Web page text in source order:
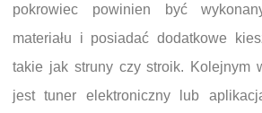
pokrowiec powinien być
materiału i posiadać dodatkowe
takie jak struny czy stroik. Kolejnym
jest tuner elektroniczny lub